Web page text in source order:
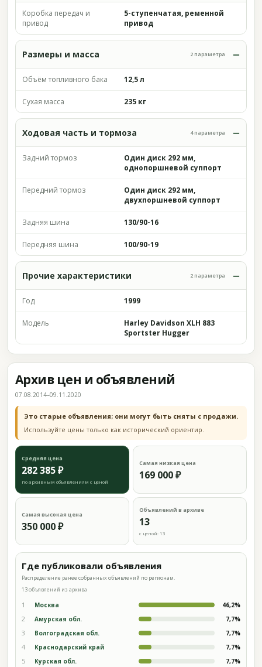
Коробка передач и
привод
5-ступенчатая, ременной
привод
Размеры и масса 2 параметра
Объём топливного бака 12,5 л
Сухая масса 235 кг
Ходовая часть и тормоза 4 параметра
Задний тормоз
Один диск 292 мм,
однопоршневой суппорт
Передний тормоз
Один диск 292 мм,
двухпоршневой суппорт
Задняя шина 130/90-16
Передняя шина 100/90-19
Прочие характеристики 2 параметра
Год 1999
Модель
Harley Davidson XLH 883
Sportster Hugger
Архив цен и объявлений
07.08.2014–09.11.2020
Это старые объявления; они могут быть сняты с продажи.
Используйте цены только как исторический ориентир.
Средняя цена
282 385 ₽
по архивным объявлениям с ценой
Самая низкая цена
169 000 ₽
Самая высокая цена
350 000 ₽
Объявлений в архиве
13
с ценой: 13
Где публиковали объявления
Распределение ранее собранных объявлений по регионам.
13 объявлений из архива
1 Москва 46,2%
2 Амурская обл. 7,7%
3 Волгоградская обл. 7,7%
4 Краснодарский край 7,7%
5 Курская обл. 7,7%